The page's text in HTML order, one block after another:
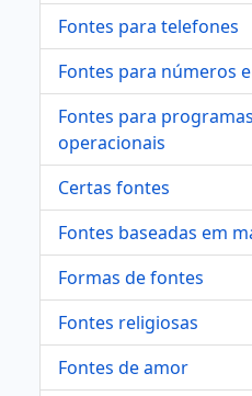
Fontes para telefones
Fontes para números
Fontes para
operacionais
Certas fontes
Fontes baseadas em
Formas de fontes
Fontes religiosas
Fontes de amor